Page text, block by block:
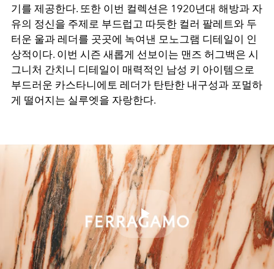
기를 제공한다. 또한 이번 컬렉션은 1920년대 해방과 자
유의 정신을 주제로 부드럽고 따듯한 컬러 팔레트와 두
터운 울과 레더를 곳곳에 녹여낸 모노그램 디테일이 인
상적이다. 이번 시즌 새롭게 선보이는 맨즈 허그백은 시
그니처 간치니 디테일이 매력적인 남성 키 아이템으로
부드러운 카스타니에토 레더가 탄탄한 내구성과 포멀하
게 떨어지는 실루엣을 자랑한다.
Play